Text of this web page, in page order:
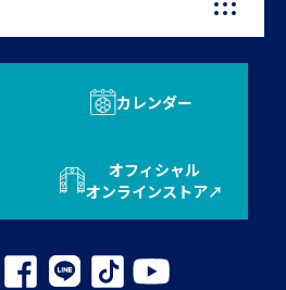
カレンダー
オフィシャル
オンラインストア